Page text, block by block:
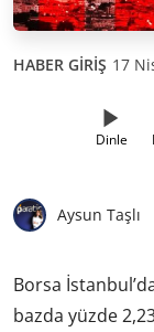
HABER GİRİŞ 17
Dinle
Aysun Taşlı
Borsa
bazda yüzde